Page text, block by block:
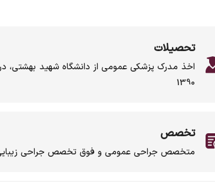
تحصیلات
اخذ مدرک پزشکی عمومی از دانشگاه شهید
1390
تخصص
متخصص جراحی عمومی و فوق تخصص جراحی